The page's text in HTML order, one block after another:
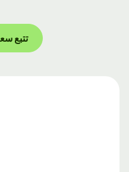
تتبع